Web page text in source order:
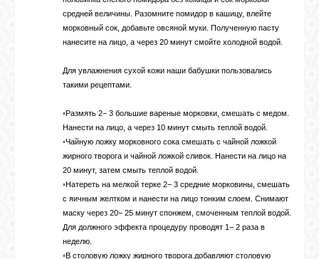
средней величины. Разомните помидор в кашицу, влейте
морковный сок, добавьте овсяной муки. Полученную пасту
нанесите на лицо, а через 20 минут смойте холодной водой.
Для увлажнения сухой кожи наши бабушки пользовались
такими рецептами.
◦Размять 2− 3 большие вареные морковки, смешать с медом.
Нанести на лицо, а через 10 минут смыть теплой водой.
◦Чайную ложку морковного сока смешать с чайной ложкой
жирного творога и чайной ложкой сливок. Нанести на лицо на
20 минут, затем смыть теплой водой.
◦Натереть на мелкой терке 2− 3 средние морковины, смешать
с яичным желтком и нанести на лицо тонким слоем. Снимают
маску через 20− 25 минут спонжем, смоченным теплой водой.
Для должного эффекта процедуру проводят 1− 2 раза в
неделю.
◦В столовую ложку жирного творога добавляют столовую